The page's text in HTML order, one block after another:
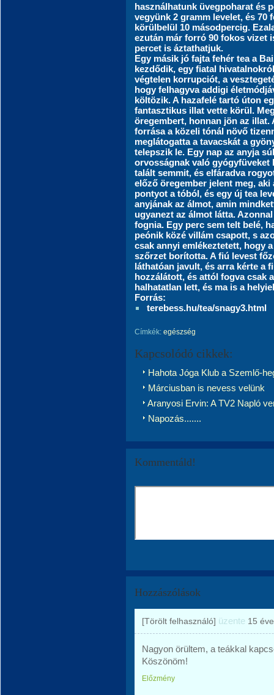
használhatunk üvegpoharat és
vegyünk 2 gramm levelet, és
körülbelül 10 másodpercig.
ezután már forró 90 fokos vizet
percet is áztathatjuk.
Egy másik jó fajta fehér tea a
kezdődik, egy fiatal
végtelen korrupciót, a
hogy felhagyva addigi
költözik. A hazafelé tartó úton
fantasztikus illat vette körül.
öregembert, honnan jön az
forrása a közeli tónál növő
meglátogatta a tavacskát a
telepszik le. Egy nap az anyja
orvosságnak való gyógyfüveket
talált semmit, és elfáradva
előző öregember jelent meg,
pontyot a tóból, és egy új tea
anyjának az álmot, amin
ugyanezt az álmot látta.
fognia. Egy perc sem telt belé,
peónik közé villám csapott, s
csak annyi emlékeztetett, hogy
szőrzet borította. A fiú levest
láthatóan javult, és arra kérte a
hozzálátott, és attól fogva csak
halhatatlan lett, és ma is a
Forrás:
terebess.hu/tea/snagy3.html
Címkék: egészség
Kapcsolódó cikkek:
Hahota Jóga Klub a Szemlő-
Márciusban is nevess velünk
Aranyosi Ervin: A TV2 Napló
Napozás.......
Kommentáld!
Hozzászólások
[Törölt felhasználó] üzente 15 éve
Nagyon örültem, a teákkal
Köszönöm!
Előzmény